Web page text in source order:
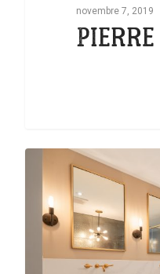
novembre 7, 2019
PIERRE
0